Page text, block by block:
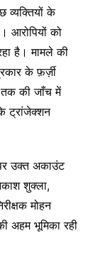
व्यक्तियों के
आरोपियों को
है। मामले की
के फ़र्ज़ी
तक की जाँच में
ट्रांजेक्शन
उक्त अकाउंट
शुक्ला,
मोहन
अहम भूमिका रही